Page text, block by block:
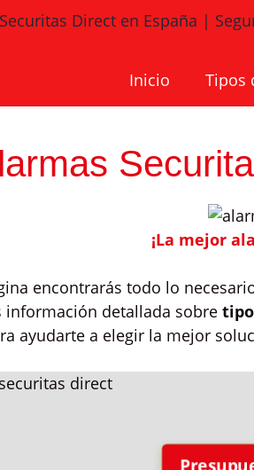
Inicio
Tipos
¡La mejor
encontrarás todo lo
información detallada sobre
ayudarte a elegir la mejor